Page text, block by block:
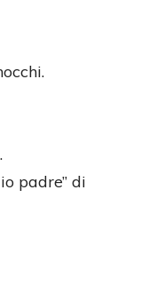
padre” di